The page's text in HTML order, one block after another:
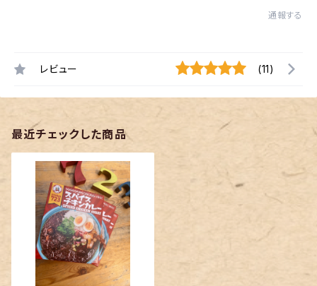
通報する
レビュー (11)
最近チェックした商品